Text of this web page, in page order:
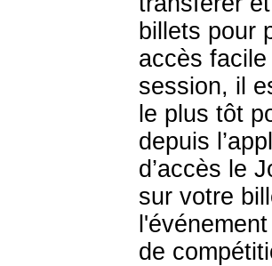
billets pour
accès
session, il
le plus tôt
depuis
d’accès le
sur votre
de